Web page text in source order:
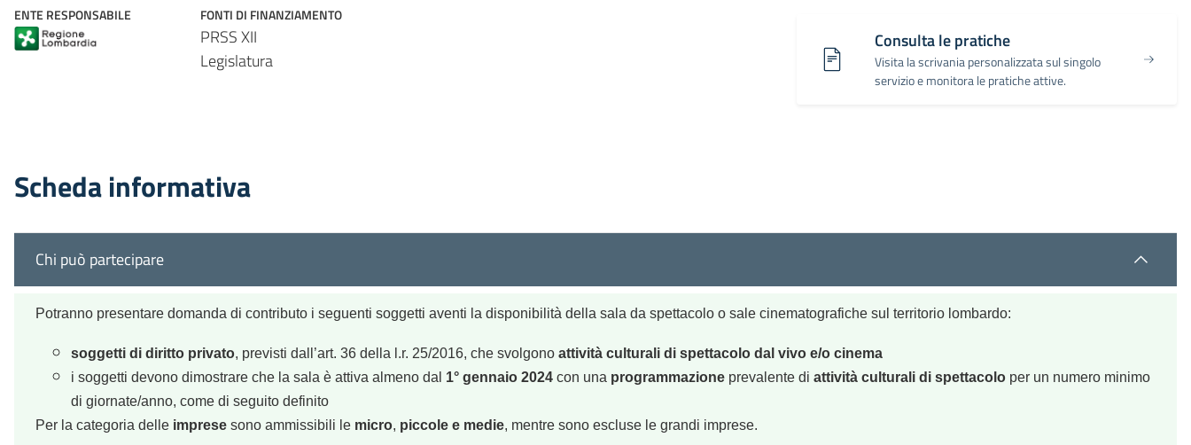
ENTE RESPONSABILE FONTI DI FINANZIAMENTO
PRSS XII
Legislatura
Consulta le pratiche
Visita la scrivania personalizzata sul singolo
servizio e monitora le pratiche attive.
Scheda informativa
Chi può partecipare
Potranno presentare domanda di contributo i seguenti soggetti aventi la disponibilità della sala da spettacolo o sale cinematografiche sul territorio lombardo:
soggetti di diritto privato, previsti dall’art. 36 della l.r. 25/2016, che svolgono attività culturali di spettacolo dal vivo e/o cinema
i soggetti devono dimostrare che la sala è attiva almeno dal 1° gennaio 2024 con una programmazione prevalente di attività culturali di spettacolo per un numero minimo
di giornate/anno, come di seguito definito
Per la categoria delle imprese sono ammissibili le micro, piccole e medie, mentre sono escluse le grandi imprese.